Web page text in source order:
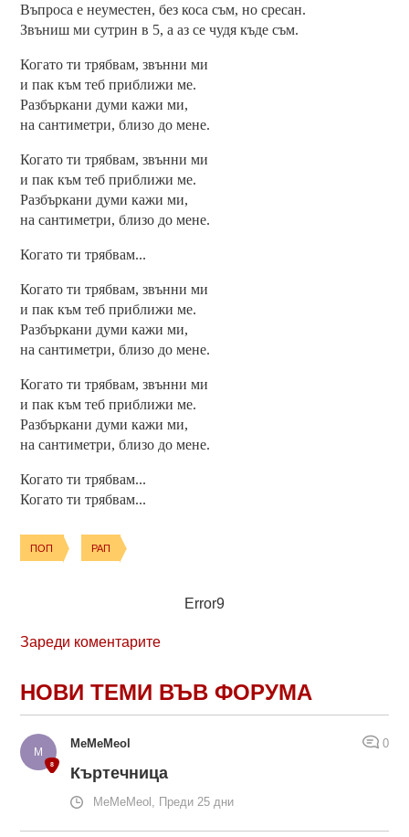
Въпроса е неуместен, без коса съм, но сресан.
Звъниш ми сутрин в 5, а аз се чудя къде съм.
Когато ти трябвам, звънни ми
и пак към теб приближи ме.
Разбъркани думи кажи ми,
на сантиметри, близо до мене.
Когато ти трябвам, звънни ми
и пак към теб приближи ме.
Разбъркани думи кажи ми,
на сантиметри, близо до мене.
Когато ти трябвам...
Когато ти трябвам, звънни ми
и пак към теб приближи ме.
Разбъркани думи кажи ми,
на сантиметри, близо до мене.
Когато ти трябвам, звънни ми
и пак към теб приближи ме.
Разбъркани думи кажи ми,
на сантиметри, близо до мене.
Когато ти трябвам...
Когато ти трябвам...
ПОП РАП
Error9
Зареди коментарите
НОВИ ТЕМИ ВЪВ ФОРУМА
MeMeMeol 0
Къртечница
MeMeMeol, Преди 25 дни